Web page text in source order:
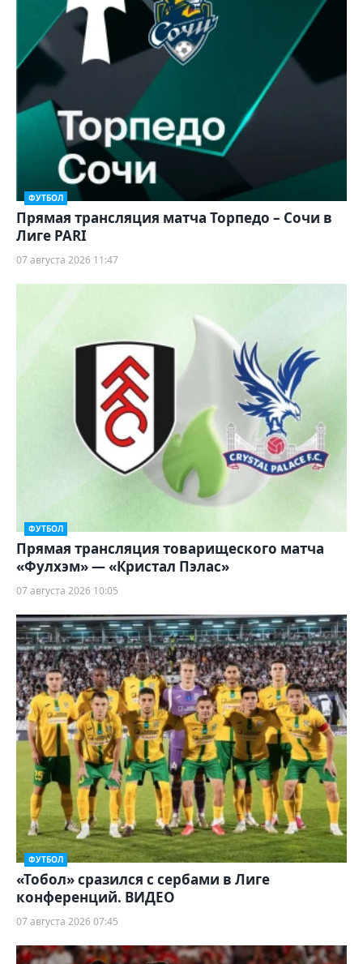
ФУТБОЛ
Прямая трансляция матча Торпедо – Сочи в
Лиге PARI
07 августа 2026 11:47
ФУТБОЛ
Прямая трансляция товарищеского матча
«Фулхэм» — «Кристал Пэлас»
07 августа 2026 10:05
ФУТБОЛ
«Тобол» сразился с сербами в Лиге
конференций. ВИДЕО
07 августа 2026 07:45